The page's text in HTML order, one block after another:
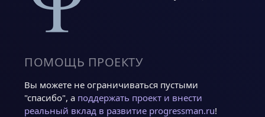
ПОМОЩЬ ПРОЕКТУ
Вы можете не ограничиваться пустыми
"спасибо", а поддержать проект и внести
реальный вклад в развитие progressman.ru!